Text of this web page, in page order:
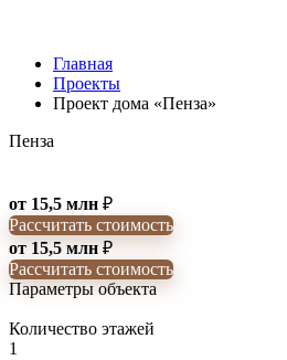
Главная
Проекты
Проект дома «Пенза»
Пенза
от 15,5 млн ₽
Рассчитать стоимость
от 15,5 млн ₽
Рассчитать стоимость
Параметры объекта
Количество этажей
1